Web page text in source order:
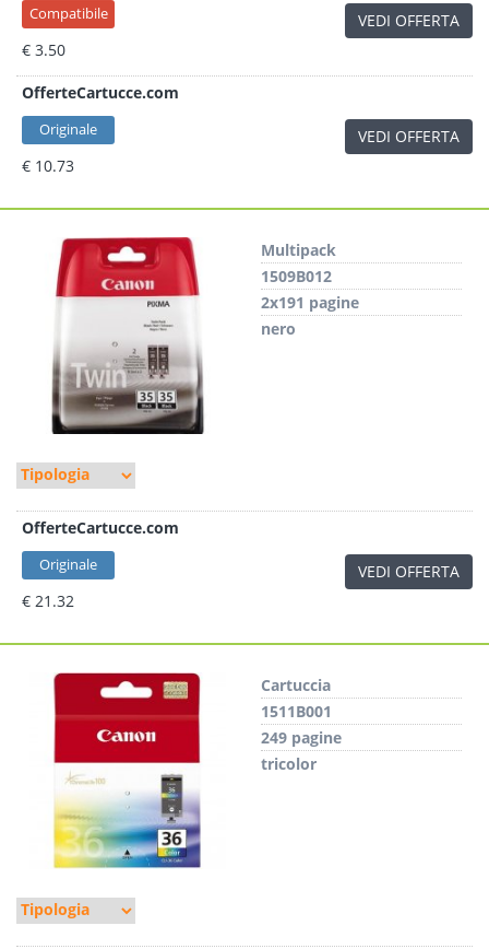
Compatibile
€ 3.50
VEDI OFFERTA
OfferteCartucce.com
Originale
€ 10.73
VEDI OFFERTA
Multipack
1509B012
2x191 pagine
nero
OfferteCartucce.com
Originale
€ 21.32
VEDI OFFERTA
Cartuccia
1511B001
249 pagine
tricolor